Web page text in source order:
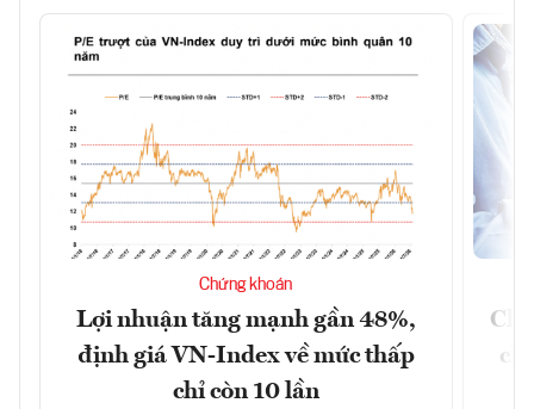
Chứng khoán
Lợi nhuận tăng mạnh gần 48%,
định giá VN-Index về mức thấp
chỉ còn 10 lần